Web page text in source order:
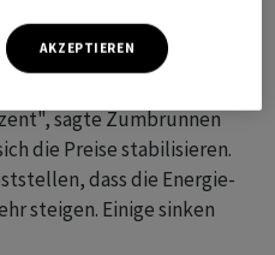
1,2 Prozent im
Artikel auch im neuen
sagte Zumbrunnen
die Preise stabilisieren.
dass die Energie-
steigen. Einige sinken
AKZEPTIEREN